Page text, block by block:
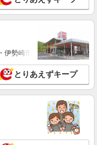
北赤羽店 東京都北区赤羽北
番館1階
詳細を見る
京都北区浮間3-2-9
詳細を見る
伊勢崎市・太田市・館林市
とりあえずキープ